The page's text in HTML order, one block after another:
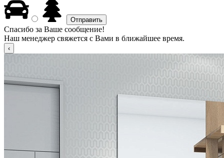
Спасибо за Ваше сообщение!
Наш менеджер свяжется с Вами в ближайшее время.